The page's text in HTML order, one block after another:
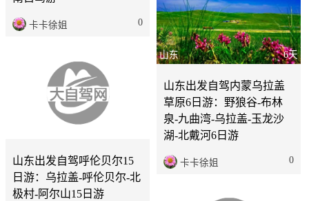
6天
山东
山东出发自驾内蒙乌拉盖
草原6日游：野狼谷-布林
泉-九曲湾-乌拉盖-玉龙沙
湖-北戴河6日游
卡卡徐姐 0
山东出发自驾呼伦贝尔15
日游：乌拉盖-呼伦贝尔-北
极村-阿尔山15日游